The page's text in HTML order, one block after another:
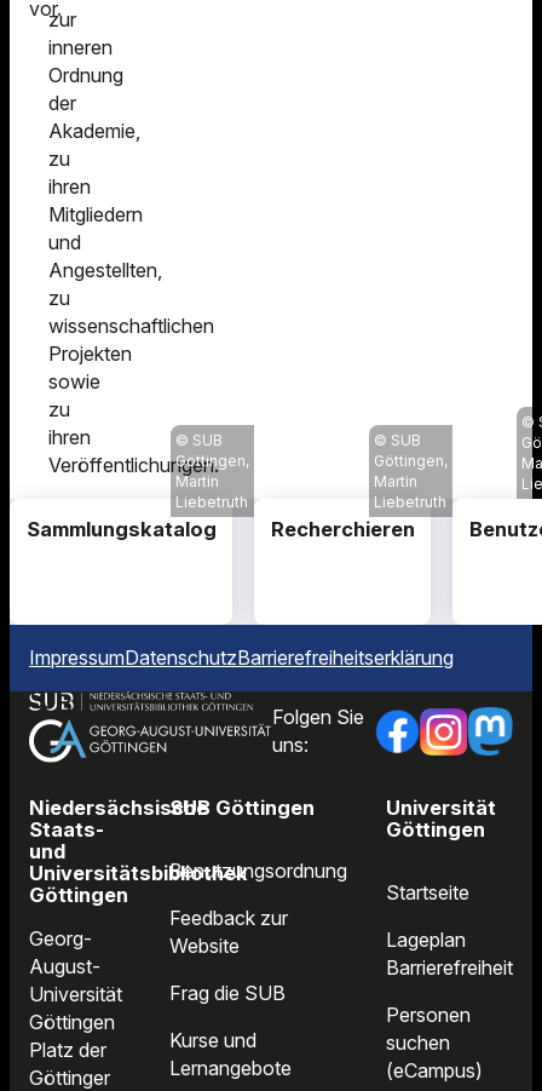
vor.zur
inneren
Ordnung
der
Akademie,
zu
ihren
Mitgliedern
und
Angestellten,
zu
wissenschaftlichen
Projekten
sowie
zu
ihren
Veröffentlichungen.
Sammlungskatalog
SUB
Göttingen,
Martin
Liebetruth
Recherchieren
SUB
Göttingen,
Martin
Liebetruth
ImpressumDatenschutzBarrierefreiheitserklärung
Folgen Sie
uns:
Niedersächsische
Staats-
und
Universitätsbibliothek
Göttingen
Georg-
August-
Universität
Göttingen
Platz der
Göttinger
SUB Göttingen
Benutzungsordnung
Feedback zur
Website
Frag die SUB
Kurse und
Lernangebote
Universität
Göttingen
Startseite
Lageplan
Barrierefreiheit
Personen
suchen
(eCampus)